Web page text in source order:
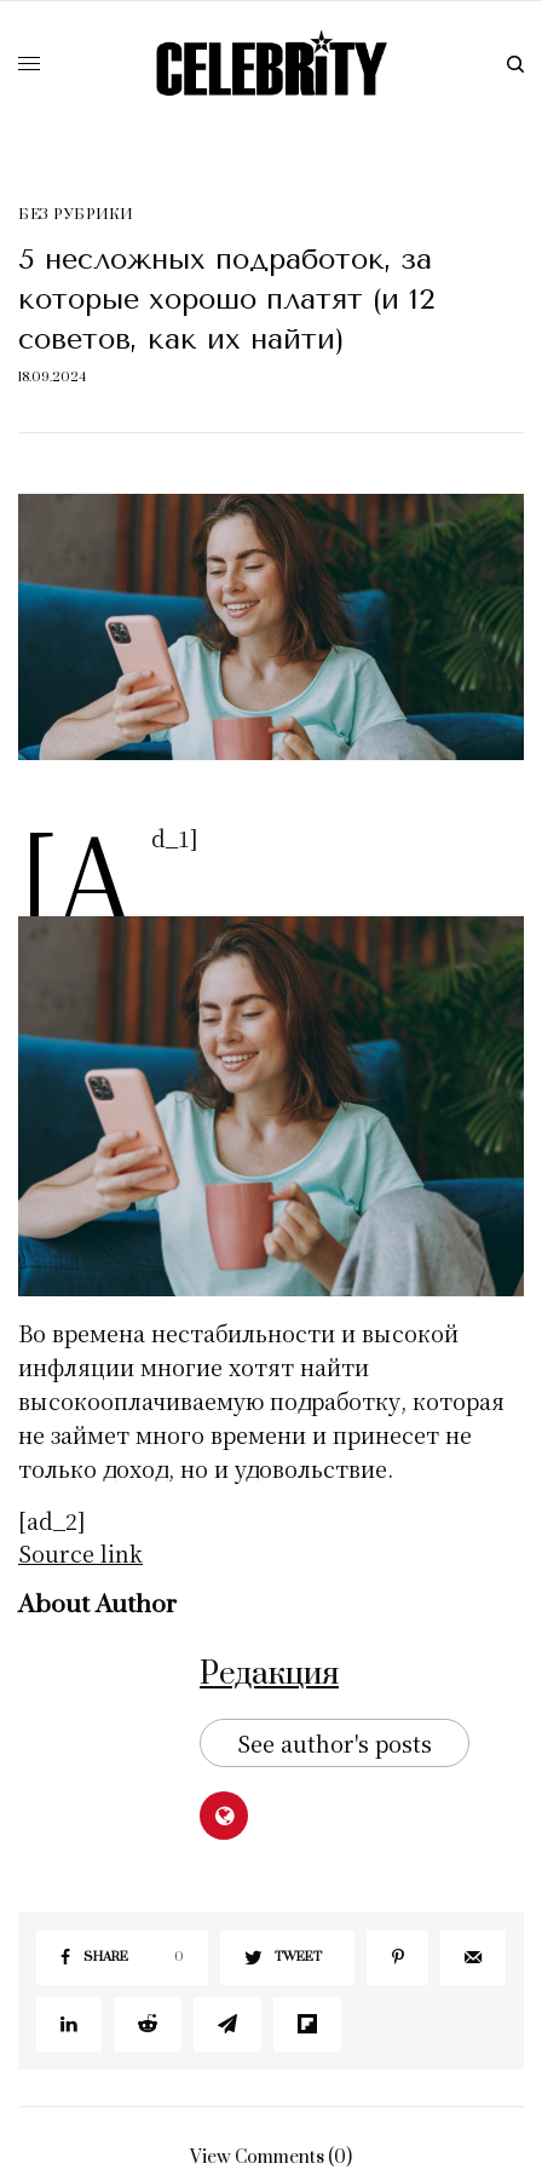
БЕЗ РУБРИКИ
5 несложных подработок, за
которые хорошо платят (и 12
советов, как их найти)
18.09.2024
[a d_1]
Во времена нестабильности и высокой
инфляции многие хотят найти
высокооплачиваемую подработку, которая
не займет много времени и принесет не
только доход, но и удовольствие.
[ad_2]
Source link
About Author
Редакция
See author's posts
SHARE 0 TWEET
View Comments (0)